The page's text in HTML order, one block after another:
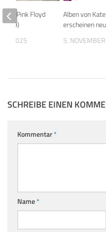
Alben von
erscheinen
5.
Pink Floyd
2025
SCHREIBE EINEN
Kommentar*
Name*